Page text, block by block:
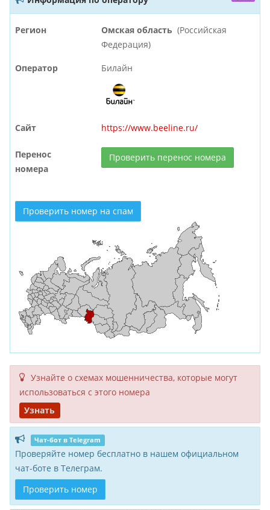
Регион Омская область (Российская
Федерация)
Оператор Билайн
Сайт https://www.beeline.ru/
Перенос
номера
Проверить перенос номера
Проверить номер на спам
Узнайте о схемах мошенни­чества, кото­рые могут
исполь­зоваться с этого номера
Узнать
Чат-бот в Telegram
Проверяйте номер бесплатно в нашем официальном
чат-боте в Телеграм.
Проверить номер